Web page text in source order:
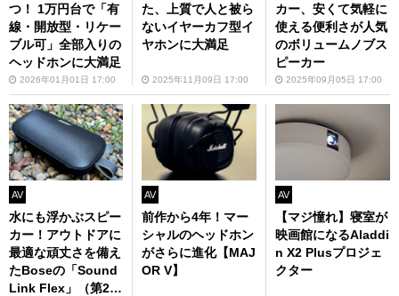
つ！ 1万円台で「有
線・開放型・リケー
ブル可」全部入りの
ヘッドホンに大満足
2026年01月01日 17:00
た、上質で人と被ら
ないイヤーカフ型イ
ヤホンに大満足
2025年11月09日 17:00
カー、安くて気軽に
使える便利さが人気
のボリュームノブス
ピーカー
2025年09月05日 17:00
AV
水にも浮かぶスピー
カー！アウトドアに
最適な頑丈さを備え
たBoseの「Sound
Link Flex」（第2世
AV
前作から4年！マー
シャルのヘッドホン
がさらに進化【MAJ
OR V】
AV
【マジ憧れ】寝室が
映画館になるAladdi
n X2 Plusプロジェ
クター